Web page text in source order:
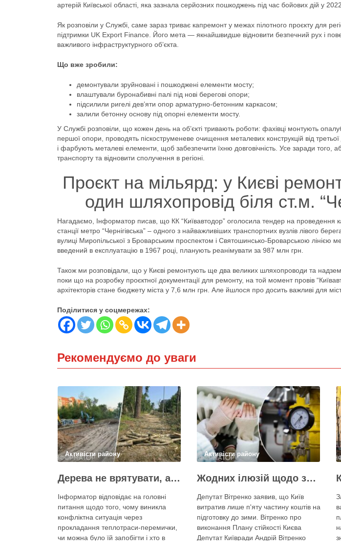
артерій Київської області, яка зазнала серйозних пошкоджень під час бойових дій у 2022
Як розповіли у Службі, саме зараз триває капремонт у межах пілотного проєкту для
підтримки UK Export Finance. Його мета — якнайшвидше відновити безпечний рух і
важливого інфраструктурного об’єкта.
Що вже зробили:
демонтували зруйновані і пошкоджені елементи мосту;
влаштували буронабивні палі під нові берегові опори;
підсилили ригелі дев’яти опор арматурно-бетонним каркасом;
залили бетонну основу під опорні елементи мосту.
У Службі розповіли, що кожен день на об’єкті тривають роботи: фахівці монтують
першої опори, проводять піскоструменеве очищення металевих конструкцій від
і фарбують металеві елементи, щоб забезпечити їхню довговічність. Усе заради того,
транспорту та відновити сполучення в регіоні.
Проєкт на мільярд: у Києві
один шляхопровід біля ст.м.
Нагадаємо, Інформатор писав, що КК “Київавтодор” оголосила тендер на проведення
станції метро “Чернігівська” – одного з найважливіших транспортних вузлів лівого
вулиці Миропільської з Броварським проспектом і Святошинсько-Броварською лінією
введений в експлуатацію в 1967 році, планують реанімувати за 987 млн грн.
Також ми розповідали, що у Києві ремонтують ще два великих шляхопроводи та
поки що на розробку проєктної документації для ремонту, на той момент провів
архітекторів стане бюджету міста у 7,6 млн грн. Але йшлося про досить важливі для
Поділитися у соцмережах:
Рекомендуємо до уваги
Активісти району
Дерева не врятувати, але знайти й покарати винних треба – головні питання і висновки з конфлікту на Теремках
Інформатор відповідає на головні
питання щодо того, чому виникла
конфліктна ситуація через
прокладання теплотраси-перемички,
чи можна було їй запобігти і хто в
Активісти району
Жодних ілюзій щодо зими – у Київраді закидають, що КМДА виконала План стійкості на 20%
Депутат Вітренко заявив, що Київ
витратив лише п'яту частину коштів на
підготовку до зими. Вітренко про
виконання Плану стійкості Києва
Депутат Київради Андрій Вітренко